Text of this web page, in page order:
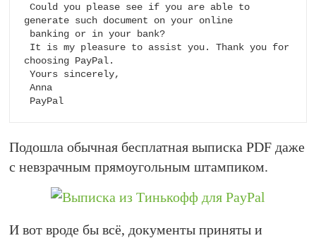
Could you please see if you are able to
generate such document on your online
choosing PayPal.
Yours sincerely,
Anna
PayPal
Подошла обычная бесплатная выписка PDF даже
с невзрачным прямоугольным штампиком.
И вот вроде бы всё, документы приняты и